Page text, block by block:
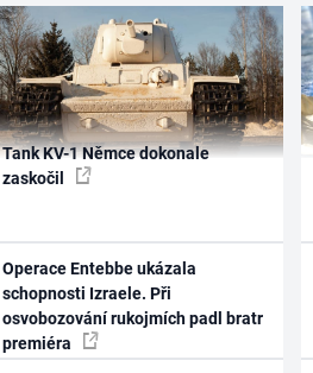
Tank KV-1 Němce dokonale
zaskočil
Operace Entebbe ukázala
schopnosti Izraele. Při
osvobozování rukojmích padl bratr
premiéra